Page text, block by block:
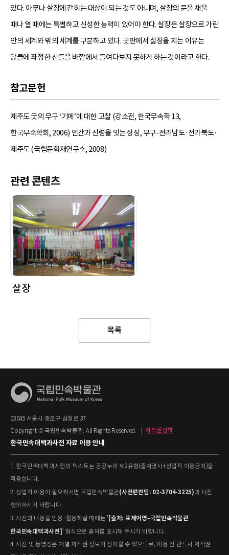
있다. 아무나 살장에 갇히는 대상이 되는 것도 아니며, 살장의 문을 채울
때나 열 때에는 특별하고 신성한 능력이 있어야 한다. 살장은 살장으로 가린
안의 세계와 밖의 세계를 구분하고 있다. 굿판에서 살장을 치는 이유는
당클에 좌정한 신들을 바깥에서 들여다보지 못하게 하는 것이라고 한다.
참고문헌
제주도 굿의 무구 ‘기메’에 대한 고찰 (강소전, 한국무속학 13,
한국무속학회, 2006) 인간과 신령을 잇는 상징, 무구-전라남도·전라북도·
제주도 (국립문화재연구소, 2008)
관련 콘텐츠
살장
목록
03045 서울시 종로구 삼청로 37
Copyright © 국립민속박물관. All Rights Reserved.
저작권정책
한국민속대백과사전 자료 이용 안내
1. 한국민속대백과사전의 텍스트는 공공누리 제2유형(출처명시+상업적 이용금지)을
적용합니다.
2. 상업적 이용이 필요하시면 국립민속박물관(사전편찬팀: 02-3704-3225)과 사전
협의하시기 바랍니다.
3. 사전의 내용을 인용·활용하실 때에는 '[출처: 표제어명–국립민속박물관
한국민속대백과사전]' 형식으로 출처를 표시해 주시기 바랍니다.
4. 사진 및 동영상은 개별 저작권 정보가 상이할 수 있으므로, 이용 전 반드시 저작권